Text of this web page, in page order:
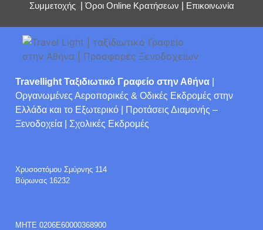
Συμμετοχής
|Όροι Online Κρατήσεων Επικοινωνία
Travellight Ταξιδιωτικό Γραφείο στην Αθήνα
Οργανωμένες Αεροπορικές & Οδικές Εκδρομές στην
Ελλάδα και το Εξωτερικό | Προτάσεις Διαμονής –
Ξενοδοχεία | Σχολικές Εκδρομές
Χρυσοστόμου Σμύρνης 114
Βύρωνας 16232
ΜΗΤΕ 0206E60000368900